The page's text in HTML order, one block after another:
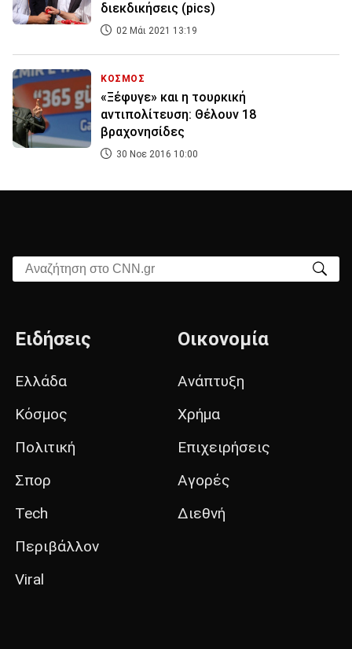
διεκδικήσεις (pics)
02 Μάι 2021 13:19
ΚΟΣΜΟΣ
«Ξέφυγε» και η τουρκική
αντιπολίτευση: Θέλουν 18
βραχονησίδες
30 Νοε 2016 10:00
Αναζήτηση στο CNN.gr
Ειδήσεις
Ελλάδα
Κόσμος
Πολιτική
Σπορ
Tech
Περιβάλλον
Viral
Οικονομία
Ανάπτυξη
Χρήμα
Επιχειρήσεις
Αγορές
Διεθνή